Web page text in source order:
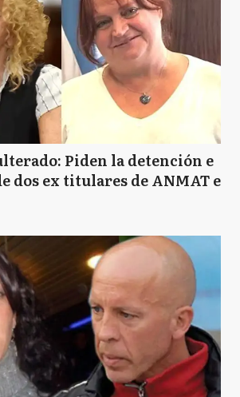
Piden la detención e
dos ex titulares de ANMAT e